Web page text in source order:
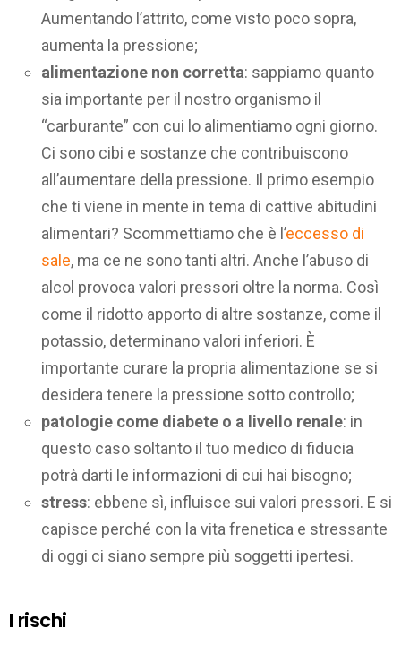
Aumentando l’attrito, come visto poco sopra,
aumenta la pressione;
alimentazione non corretta: sappiamo quanto
sia importante per il nostro organismo il
“carburante” con cui lo alimentiamo ogni giorno.
Ci sono cibi e sostanze che contribuiscono
all’aumentare della pressione. Il primo esempio
che ti viene in mente in tema di cattive abitudini
alimentari? Scommettiamo che è l’eccesso di
sale, ma ce ne sono tanti altri. Anche l’abuso di
alcol provoca valori pressori oltre la norma. Così
come il ridotto apporto di altre sostanze, come il
potassio, determinano valori inferiori. È
importante curare la propria alimentazione se si
desidera tenere la pressione sotto controllo;
patologie come diabete o a livello renale: in
questo caso soltanto il tuo medico di fiducia
potrà darti le informazioni di cui hai bisogno;
stress: ebbene sì, influisce sui valori pressori. E si
capisce perché con la vita frenetica e stressante
di oggi ci siano sempre più soggetti ipertesi.
I rischi